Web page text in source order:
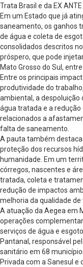
Trata Brasil e da EX
Em um Estado que já
saneamento, os ganhos
de água e coleta de
consolidados descritos
próspero, que pode
Mato Grosso do Sul,
Entre os principais
produtividade do
ambiental, a despoluição
água tratada e a
relacionados a
falta de saneamento.
A pauta também
proteção dos recursos
humanidade. Em um
córregos, nascentes e
tratada, coleta e
redução de impactos
melhoria da qualidade de
A atuação da Aegea em
operações
serviços de água e
Pantanal, responsável
sanitário em 68
Privada com a Sanesul e